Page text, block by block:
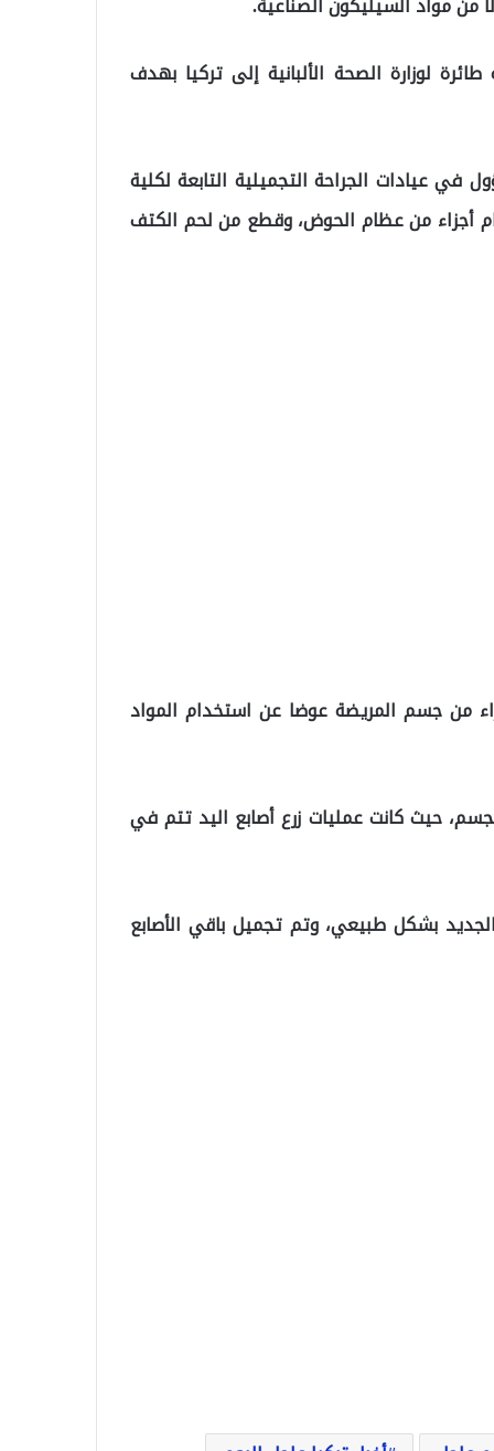
نوكا”، (26 عاما)، بواسطة طائرة لوزارة الصحة الألبانية إلى تركيا بهدف
في عيادات الجراحة التجميلية التابعة لكلية
أجزاء من عظام الحوض، وقطع من لحم الكتف
من جسم المريضة عوضا عن استخدام المواد
حيث كانت عمليات زرع أصابع اليد تتم في
بشكل طبيعي، وتم تجميل باقي الأصابع